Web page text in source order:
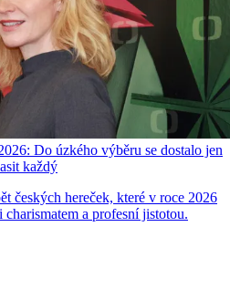
Do úzkého výběru se dostalo jen
každý
českých hereček, které v roce 2026
a profesní jistotou.